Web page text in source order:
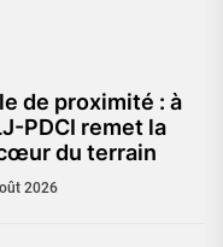
de proximité : à
PDCI remet la
du terrain
2026